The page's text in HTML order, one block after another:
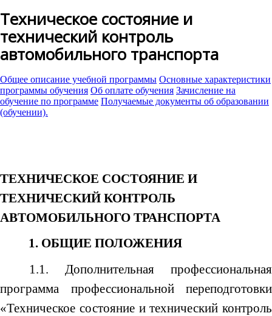
Техническое состояние и
технический контроль
автомобильного транспорта
Общее описание учебной программы Основные характеристики
программы обучения Об оплате обучения Зачисление на
обучение по программе Получаемые документы об образовании
(обучении).
ТЕХНИЧЕСКОЕ СОСТОЯНИЕ И
ТЕХНИЧЕСКИЙ КОНТРОЛЬ
АВТОМОБИЛЬНОГО ТРАНСПОРТА
1. ОБЩИЕ ПОЛОЖЕНИЯ
1.1. Дополнительная профессиональная
программа профессиональной переподготовки
«Техническое состояние и технический контроль